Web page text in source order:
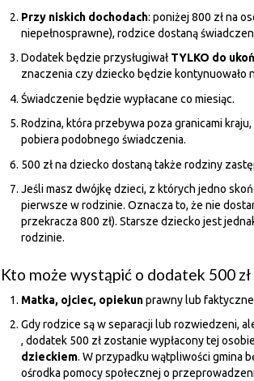
Przy niskich dochodach: poniżej 800 zł na
niepełnosprawne), rodzice dostaną
Dodatek będzie przysługiwał TYLKO do
znaczenia czy dziecko będzie kontynuowało
Świadczenie będzie wypłacane co miesiąc.
Rodzina, która przebywa poza granicami
pobiera podobnego świadczenia.
500 zł na dziecko dostaną także rodziny
Jeśli masz dwójkę dzieci, z których jedno
pierwsze w rodzinie. Oznacza to, że nie
przekracza 800 zł). Starsze dziecko jest
rodzinie.
Kto może wystąpić o dodatek 500 zł
Matka, ojciec, opiekunprawny lub
Gdy rodzice są w separacji lub rozwiedzeni,
, dodatek 500 zł zostanie wypłacony tej
dzieckiem. W przypadku wątpliwości gmina
ośrodka pomocy społecznej o